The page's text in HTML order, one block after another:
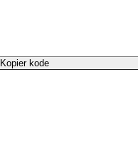
Kopier kode